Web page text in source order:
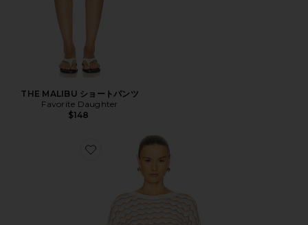
THE MALIBU ショートパンツ
Favorite Daughter
$148
Favorite SUNCHASER トップ